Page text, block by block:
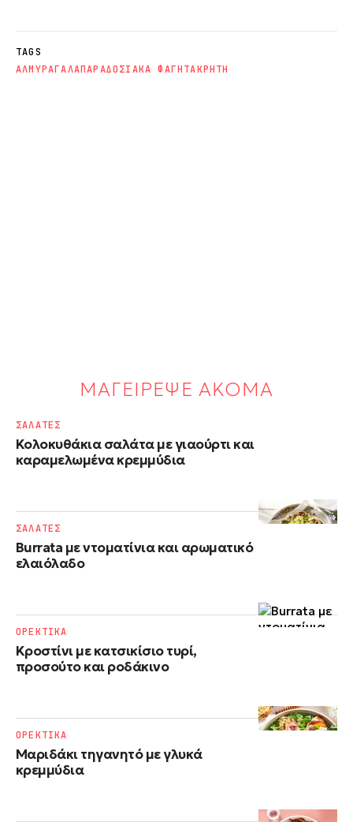
TAGS
ΑΛΜΥΡΑΓΑΛΑΠΑΡΑΔΟΣΙΑΚΑ ΦΑΓΗΤΑΚΡΗΤΗ
ΜΑΓΕΙΡΕΨΕ ΑΚΟΜΑ
Κολοκυθάκια σαλάτα με γιαούρτι και
καραμελωμένα κρεμμύδια
ΣΑΛΑΤΕΣ
Burrata με ντοματίνια και αρωματικό
ελαιόλαδο
ΣΑΛΑΤΕΣ
Κροστίνι με κατσικίσιο τυρί,
προσούτο και ροδάκινο
ΟΡΕΚΤΙΚΑ
Μαριδάκι τηγανητό με γλυκά
κρεμμύδια
ΟΡΕΚΤΙΚΑ